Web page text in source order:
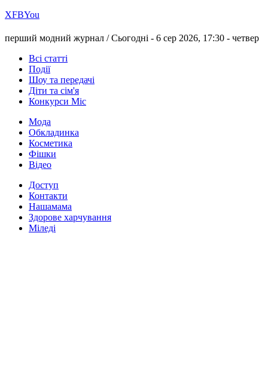
ХFBYou
перший модний журнал /Сьогодні - 6 сер 2026, 17:30 - четвер
Всі статті
Події
Шоу та передачі
Діти та сім'я
Конкурси Міс
Мода
Обкладинка
Косметика
Фішки
Відео
Доступ
Контакти
Нашамама
Здорове харчування
Міледі